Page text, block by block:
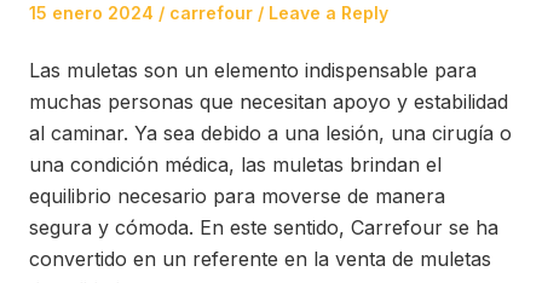
Posted
15 enero 2024
Posted
carrefour Leave a Reply
Las muletas son un elemento indispensable para
muchas personas que necesitan apoyo y estabilidad
al caminar. Ya sea debido a una lesión, una cirugía o
una condición médica, las muletas brindan el
equilibrio necesario para moverse de manera
segura y cómoda. En este sentido, Carrefour se ha
convertido en un referente en la venta de muletas